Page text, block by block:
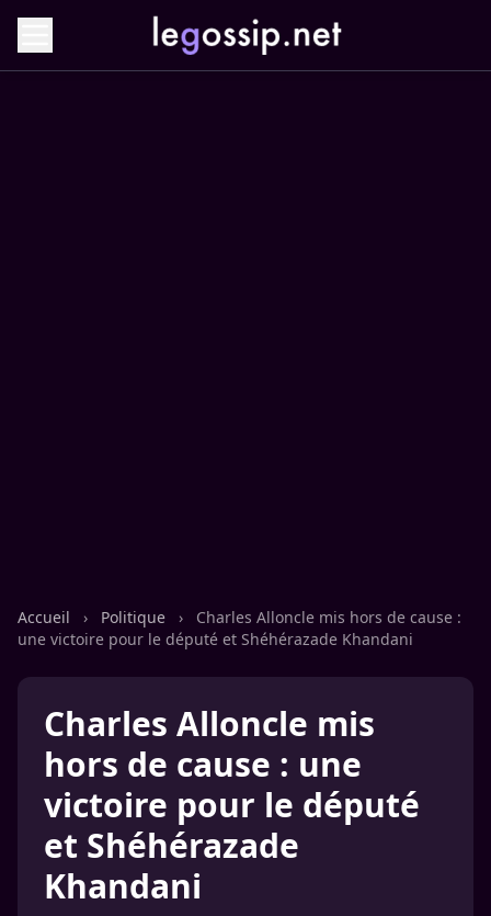
Accueil › Politique ›
Charles Alloncle mis hors de cause :
une victoire pour le député et Shéhérazade Khandani
Charles Alloncle mis
hors de cause : une
victoire pour le député
et Shéhérazade
Khandani